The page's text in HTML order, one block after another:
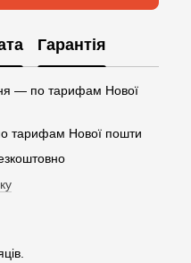
Гарантія
— по тарифам Нової
тарифам Нової пошти